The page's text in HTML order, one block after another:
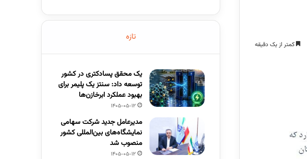
کمتر از یک دقیقه
تازه
یک محقق پسادکتری در کشور
توسعه داد: سنتز یک پلیمر برای
بهبود عملکرد ابرخازن‌ها
1405-05-12
مدیرعامل جدید شرکت سهامی
نمایشگاه‌های بین‌المللی کشور
منصوب شد
1405-05-12